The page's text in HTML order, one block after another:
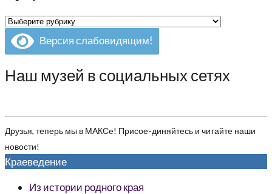
Рубрики
Версия слабовидящим!
Наш музей в социальных сетях
Друзья, теперь мы в МАКСе! Присое-диняйтесь и читайте наши
новости!
Краеведение
Из истории родного края